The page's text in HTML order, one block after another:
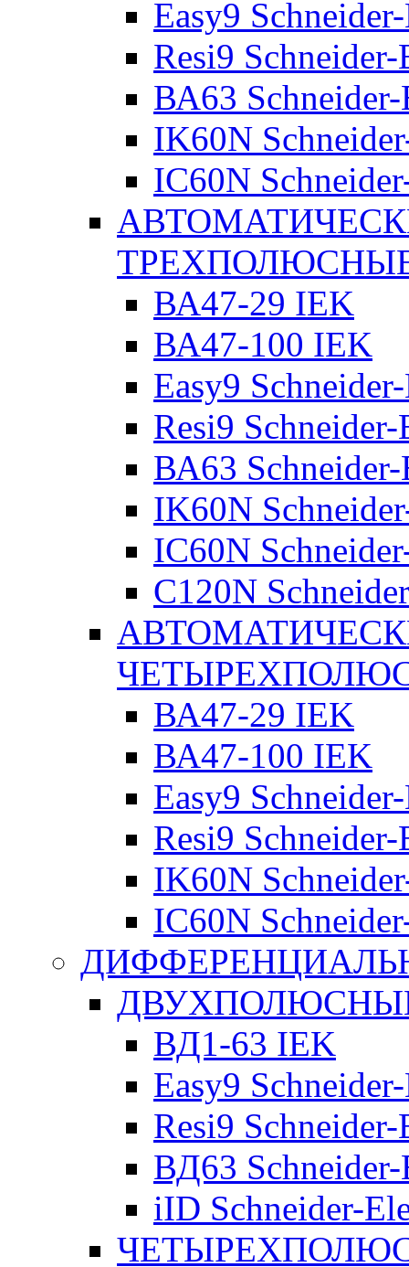
Easy9
Resi9
ВА63
IK60N
IC60N
ВА47-29 IEK
ВА47-100 IEK
Easy9
Resi9
ВА63
IK60N
IC60N
C120N
ВА47-29 IEK
ВА47-100 IEK
Easy9
Resi9
IK60N
IC60N
ВД1-63 IEK
Easy9
Resi9
ВД63
iID Schneider-